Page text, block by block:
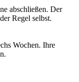
abschließen. Der
Regel selbst.
Wochen. Ihre